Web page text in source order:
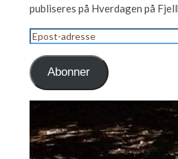
publiseres på Hverdagen på
Epost-
adresse
Abonner